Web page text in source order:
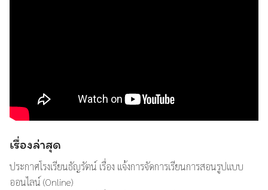
for:
เรื่องล่าสุด
ประกาศโรงเรียนธัญรัตน์ เรื่อง แจ้งการจัดการเรียนการสอนรูปแบบ
ออนไลน์ (Online)